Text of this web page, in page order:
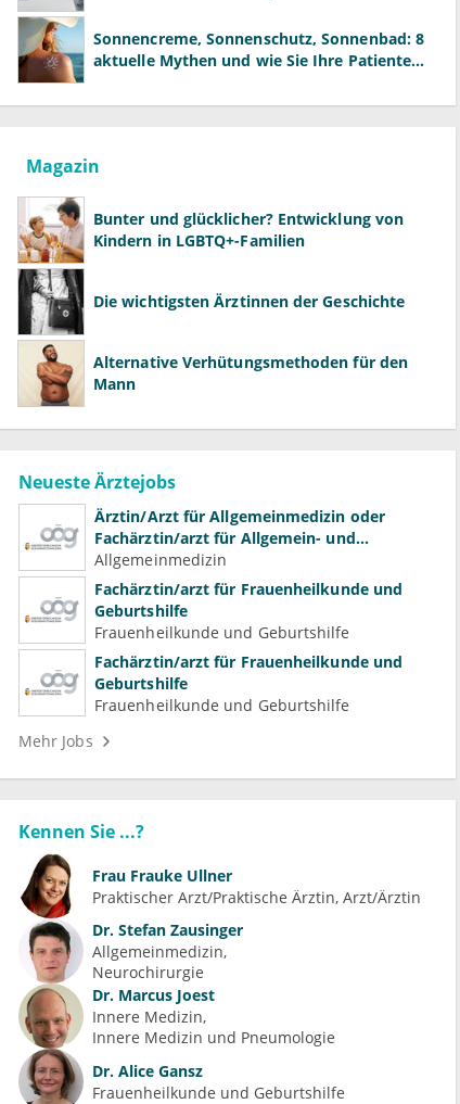
Sonnencreme, Sonnenschutz, Sonnenbad: 8
aktuelle Mythen und wie Sie Ihre Patienten
Magazin
Bunter und glücklicher? Entwicklung von
Kindern in LGBTQ+-Familien
Die wichtigsten Ärztinnen der Geschichte
Alternative Verhütungsmethoden für den
Mann
Neueste Ärztejobs
Ärztin/Arzt für Allgemeinmedizin oder
Fachärztin/arzt für Allgemein- und
Familienmedizin für Psychiatrie und
Psychotherapeutische Medizin
Allgemeinmedizin
Fachärztin/arzt für Frauenheilkunde und
Geburtshilfe
Frauenheilkunde und Geburtshilfe
Fachärztin/arzt für Frauenheilkunde und
Geburtshilfe
Frauenheilkunde und Geburtshilfe
Mehr Jobs
Kennen Sie ...?
Frau Frauke Ullner
Praktischer Arzt/Praktische Ärztin, Arzt/Ärztin
Dr. Stefan Zausinger
Allgemeinmedizin
Neurochirurgie
Dr. Marcus Joest
Innere Medizin
Innere Medizin und Pneumologie
Dr. Alice Gansz
Frauenheilkunde und Geburtshilfe